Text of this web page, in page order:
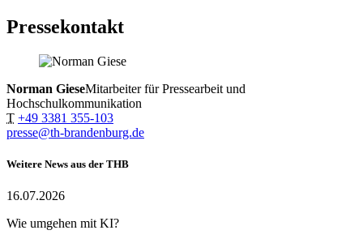
Pressekontakt
Norman GieseMitarbeiter für Pressearbeit und
Hochschulkommunikation
T +49 3381 355-103
presse@th-brandenburg.de
Weitere News aus der THB
16.07.2026
Wie umgehen mit KI?